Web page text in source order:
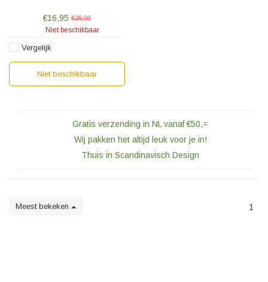
tegenwoordig ook van heel
Zweden. De stof is van 100%
geweven linnen.
€16,95 €26,00
Niet beschikbaar
Vergelijk
Niet beschikbaar
Gratis verzending in NL vanaf €50,=
Wij pakken het altijd leuk voor je in!
Thuis in Scandinavisch Design
Meest bekeken 1